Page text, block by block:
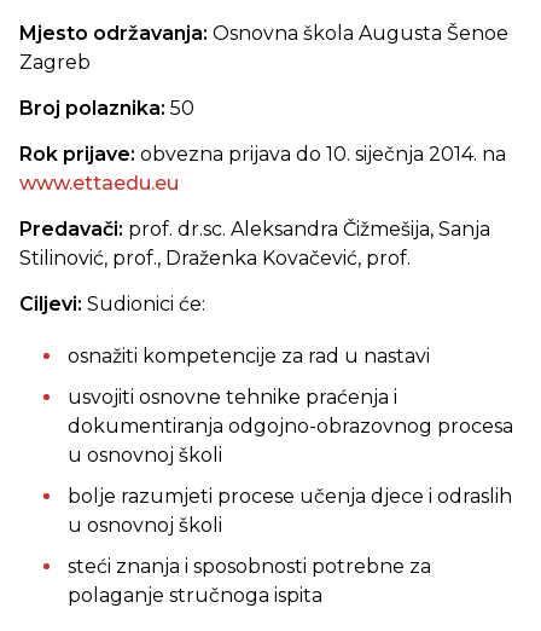
Mjesto održavanja: Osnovna škola Augusta Šenoe
Zagreb
Broj polaznika: 50
Rok prijave: obvezna prijava do 10. siječnja 2014. na
www.ettaedu.eu
Predavači: prof. dr.sc. Aleksandra Čižmešija, Sanja
Stilinović, prof., Draženka Kovačević, prof.
Ciljevi: Sudionici će:
osnažiti kompetencije za rad u nastavi
usvojiti osnovne tehnike praćenja i
dokumentiranja odgojno-obrazovnog procesa
u osnovnoj školi
bolje razumjeti procese učenja djece i odraslih
u osnovnoj školi
steći znanja i sposobnosti potrebne za
polaganje stručnoga ispita